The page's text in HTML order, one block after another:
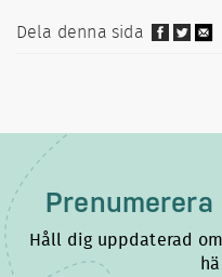
Dela denna sida
Prenumerera
Håll dig uppdaterad